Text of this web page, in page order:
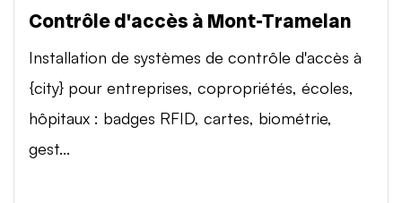
Contrôle d'accès à Mont-Tramelan
Installation de systèmes de contrôle d'accès à
{city} pour entreprises, copropriétés, écoles,
hôpitaux : badges RFID, cartes, biométrie,
gest...